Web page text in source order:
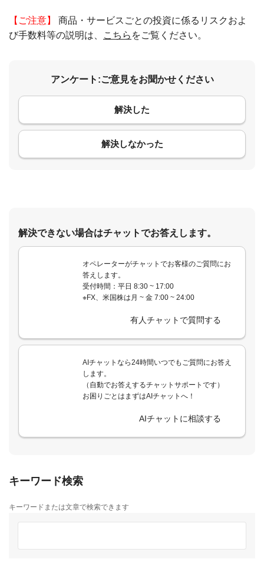
【ご注意】
商品・サービスごとの投資に係るリスクおよ
び手数料等の説明は、
こちら をご覧ください。
アンケート:ご意見をお聞かせください
解決した
解決しなかった
コメント
解決できない場合はチャットでお答えします。
オペレーターがチャットでお客様のご質問にお
答えします。
受付時間：平日 8:30 ~ 17:00
※FX、米国株は月 ~ 金 7:00 ~ 24:00
有人チャットで質問する
AIチャットなら24時間いつでもご質問にお答え
します。
（自動でお答えするチャットサポートです）
お困りごとはまずはAIチャットへ！
AIチャットに相談する
キーワード検索
キーワードまたは文章で検索できます